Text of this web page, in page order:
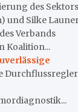
des
und Silke
Verbands
Koalition...